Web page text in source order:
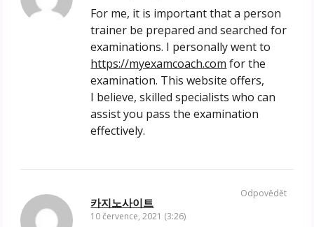
For me, it is important that a person
trainer be prepared and searched for
examinations. I personally went to
https://myexamcoach.com for the
examination. This website offers,
I believe, skilled specialists who can
assist you pass the examination
effectively.
카지노사이트
10 července, 2021 (3:26)
Odpovědět